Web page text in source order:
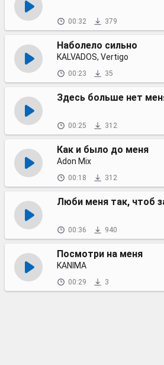
00:32 379
Наболело сильно
KALVADOS, Vertigo
00:23 35
Здесь больше нет
00:25 312
Как и было до меня
Adon Mix
00:18 312
00:36 940
Посмотри на меня
KANIMA
00:29 3